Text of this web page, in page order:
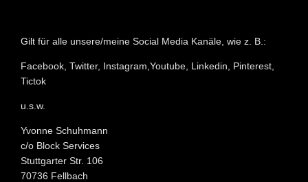
Gilt für alle unsere/meine Social Media Kanäle, wie z. B.:
Facebook, Twitter, Instagram,Youtube, Linkedin, Pinterest,
Tictok
u.s.w.
Yvonne Schuhmann
c/o Block Services
Stuttgarter Str. 106
70736 Fellbach